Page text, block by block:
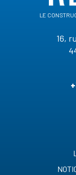
le
16,